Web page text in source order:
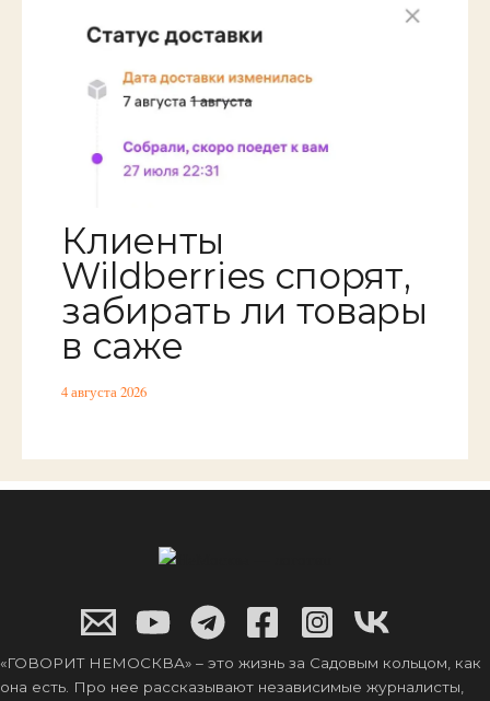
Клиенты
Wildberries спорят,
забирать ли товары
в саже
4 августа 2026
«ГОВОРИТ НЕМОСКВА» – это жизнь за Садовым кольцом, как
она есть. Про нее рассказывают независимые журналисты,